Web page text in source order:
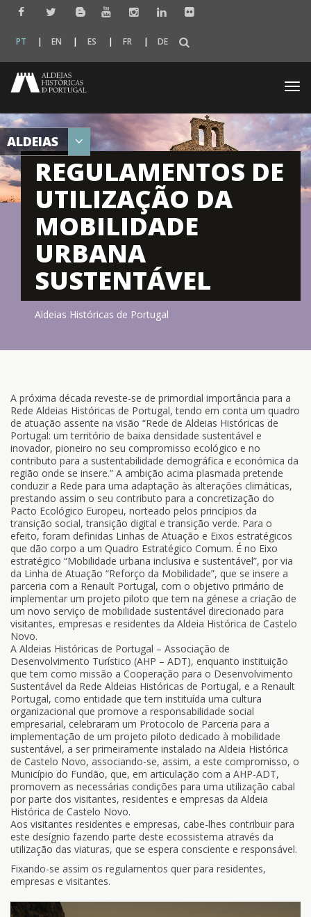
PT EN ES FR DE
ALDEIAS
REGULAMENTOS DE
UTILIZAÇÃO DA
MOBILIDADE
URBANA
SUSTENTÁVEL
Aldeias Históricas de Portugal
A próxima década reveste-se de primordial importância para a
Rede Aldeias Históricas de Portugal, tendo em conta um quadro
de atuação assente na visão “Rede de Aldeias Históricas de
Portugal: um território de baixa densidade sustentável e
inovador, pioneiro no seu compromisso ecológico e no
contributo para a sustentabilidade demográfica e económica da
região onde se insere.” A ambição acima plasmada pretende
conduzir a Rede para uma adaptação às alterações climáticas,
prestando assim o seu contributo para a concretização do
Pacto Ecológico Europeu, norteado pelos princípios da
transição social, transição digital e transição verde. Para o
efeito, foram definidas Linhas de Atuação e Eixos estratégicos
que dão corpo a um Quadro Estratégico Comum. É no Eixo
estratégico “Mobilidade urbana inclusiva e sustentável”, por via
da Linha de Atuação “Reforço da Mobilidade”, que se insere a
parceria com a Renault Portugal, com o objetivo primário de
implementar um projeto piloto que tem na génese a criação de
um novo serviço de mobilidade sustentável direcionado para
visitantes, empresas e residentes da Aldeia Histórica de Castelo
Novo.
A Aldeias Históricas de Portugal – Associação de
Desenvolvimento Turístico (AHP – ADT), enquanto instituição
que tem como missão a Cooperação para o Desenvolvimento
Sustentável da Rede Aldeias Históricas de Portugal, e a Renault
Portugal, como entidade que tem instituída uma cultura
organizacional que promove a responsabilidade social
empresarial, celebraram um Protocolo de Parceria para a
implementação de um projeto piloto dedicado à mobilidade
sustentável, a ser primeiramente instalado na Aldeia Histórica
de Castelo Novo, associando-se, assim, a este compromisso, o
Município do Fundão, que, em articulação com a AHP-ADT,
promovem as necessárias condições para uma utilização cabal
por parte dos visitantes, residentes e empresas da Aldeia
Histórica de Castelo Novo.
Aos visitantes residentes e empresas, cabe-lhes contribuir para
este desígnio fazendo parte deste ecossistema através da
utilização das viaturas, que se espera consciente e responsável.
Fixando-se assim os regulamentos quer para residentes,
empresas e visitantes.